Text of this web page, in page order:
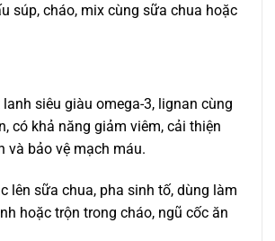
súp, cháo, mix cùng sữa chua hoặc
lanh siêu giàu omega-3, lignan cùng
có khả năng giảm viêm, cải thiện
và bảo vệ mạch máu.
lên sữa chua, pha sinh tố, dùng làm
hoặc trộn trong cháo, ngũ cốc ăn